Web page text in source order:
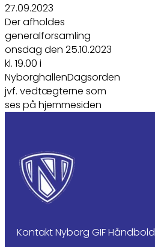
27.09.2023
Der afholdes
generalforsamling
onsdag den 25.10.2023
kl. 19.00 i
NyborghallenDagsorden
jvf. vedtægterne som
ses på hjemmesiden
Kontakt Nyborg GIF Håndbold